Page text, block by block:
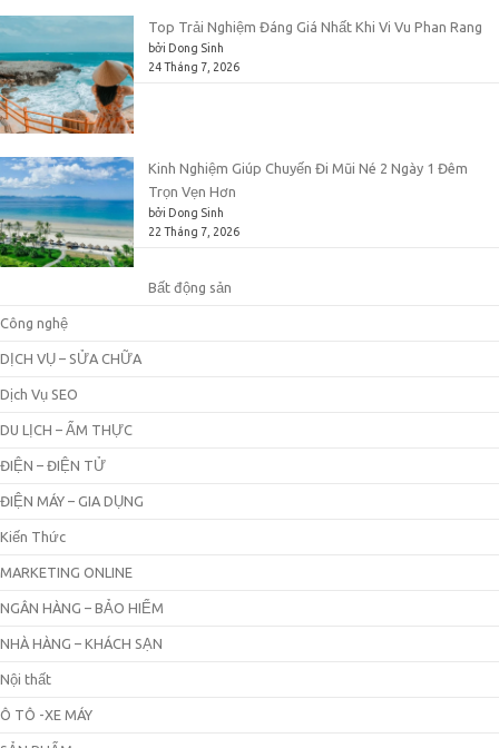
Top Trải Nghiệm Đáng Giá Nhất Khi Vi Vu Phan Rang
bởi Dong Sinh
24 Tháng 7, 2026
Kinh Nghiệm Giúp Chuyến Đi Mũi Né 2 Ngày 1 Đêm
Trọn Vẹn Hơn
bởi Dong Sinh
22 Tháng 7, 2026
Bất động sản
Công nghệ
DỊCH VỤ – SỬA CHỮA
Dịch Vụ SEO
DU LỊCH – ẨM THỰC
ĐIỆN – ĐIỆN TỬ
ĐIỆN MÁY – GIA DỤNG
Kiến Thức
MARKETING ONLINE
NGÂN HÀNG – BẢO HIỂM
NHÀ HÀNG – KHÁCH SẠN
Nội thất
Ô TÔ -XE MÁY